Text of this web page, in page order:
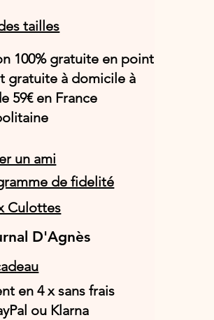
tailles
100% gratuite en point
gratuite à domicile à
59€ en France
un ami
de fidelité
Culottes
D'Agnès
D'Agnès
en 4 x sans frais
ou Klarna